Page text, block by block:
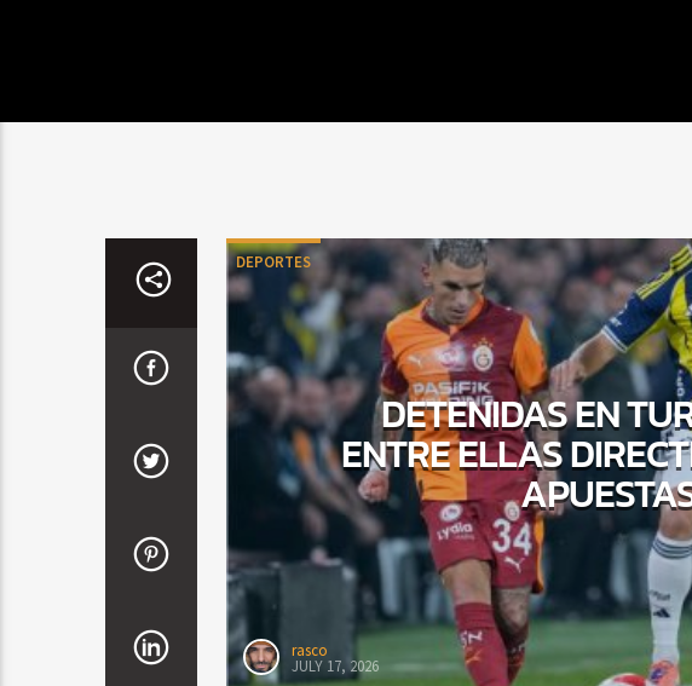
DEPORTES
DETENIDAS EN
ENTRE ELLAS
rasco
JULY 17, 2026